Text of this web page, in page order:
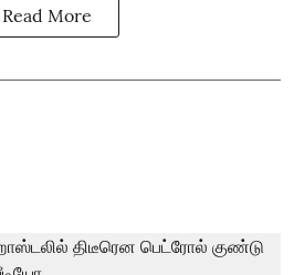
Read More